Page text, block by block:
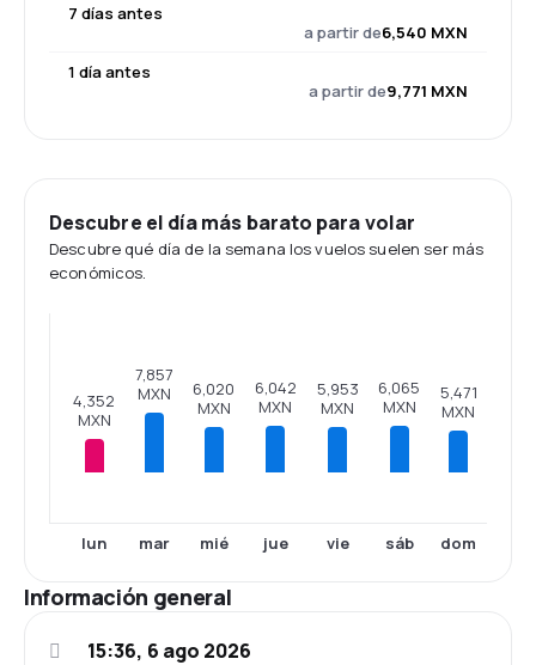
7 días antes
a partir de6,540 MXN
1 día antes
a partir de9,771 MXN
Descubre el día más barato para volar
Descubre qué día de la semana los vuelos suelen ser más
económicos.
4,352
MXN
lun
7,857
MXN
mar
6,020
MXN
mié
6,042
MXN
jue
5,953
MXN
vie
6,065
MXN
sáb
5,471
MXN
dom
Información general
15:36, 6 ago 2026